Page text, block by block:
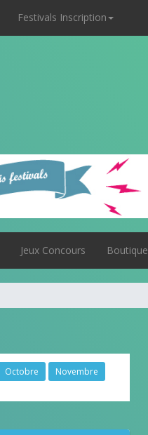
Festivals Inscription
Jeux Concours Boutique
Octobre
Novembre